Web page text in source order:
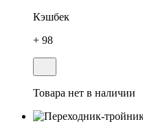
Кэшбек
+ 98
Товара нет в наличии